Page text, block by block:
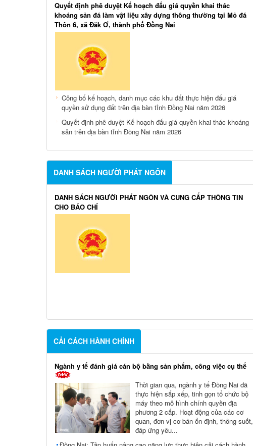
Quyết định phê duyệt Kế hoạch đấu giá quyền khai thác
khoáng sản đá làm vật liệu xây dựng thông thường tại Mỏ đá
Thôn 6, xã Đăk Ơ, thành phố Đồng Nai
Công bố kế hoạch, danh mục các khu đất thực hiện đấu giá
quyền sử dụng đất trên địa bàn tỉnh Đồng Nai năm 2026
Quyết định phê duyệt Kế hoạch đấu giá quyền khai thác khoáng
sản trên địa bàn tỉnh Đồng Nai năm 2026
DANH SÁCH NGƯỜI PHÁT NGÔN
DANH SÁCH NGƯỜI PHÁT NGÔN VÀ CUNG CẤP THÔNG TIN
CHO BÁO CHÍ
CẢI CÁCH HÀNH CHÍNH
Ngành y tế đánh giá cán bộ bằng sản phẩm, công việc cụ thể
Thời gian qua, ngành y tế Đồng Nai đã
thực hiện sắp xếp, tinh gọn tổ chức bộ
máy theo mô hình chính quyền địa
phương 2 cấp. Hoạt động của các cơ
quan, đơn vị cơ bản ổn định, thông suốt,
đáp ứng yêu...